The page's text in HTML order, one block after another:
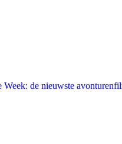
de nieuwste